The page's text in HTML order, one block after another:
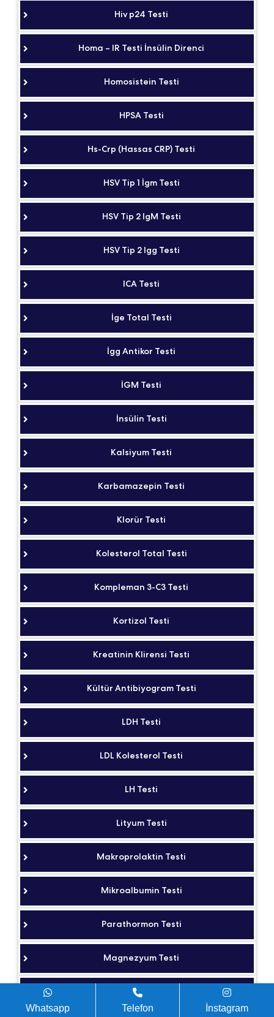
Whatsapp Telefon İnstagram
Hiv p24 Testi
Homa – IR Testi İnsülin Direnci
Homosistein Testi
HPSA Testi
Hs-Crp (Hassas CRP) Testi
HSV Tip 1 İgm Testi
HSV Tip 2 IgM Testi
HSV Tip 2 Igg Testi
ICA Testi
İge Total Testi
İgg Antikor Testi
İGM Testi
İnsülin Testi
Kalsiyum Testi
Karbamazepin Testi
Klorür Testi
Kolesterol Total Testi
Kompleman 3-C3 Testi
Kortizol Testi
Kreatinin Klirensi Testi
Kültür Antibiyogram Testi
LDH Testi
LDL Kolesterol Testi
LH Testi
Lityum Testi
Makroprolaktin Testi
Mikroalbumin Testi
Parathormon Testi
Magnezyum Testi
P-Fosfor Testi